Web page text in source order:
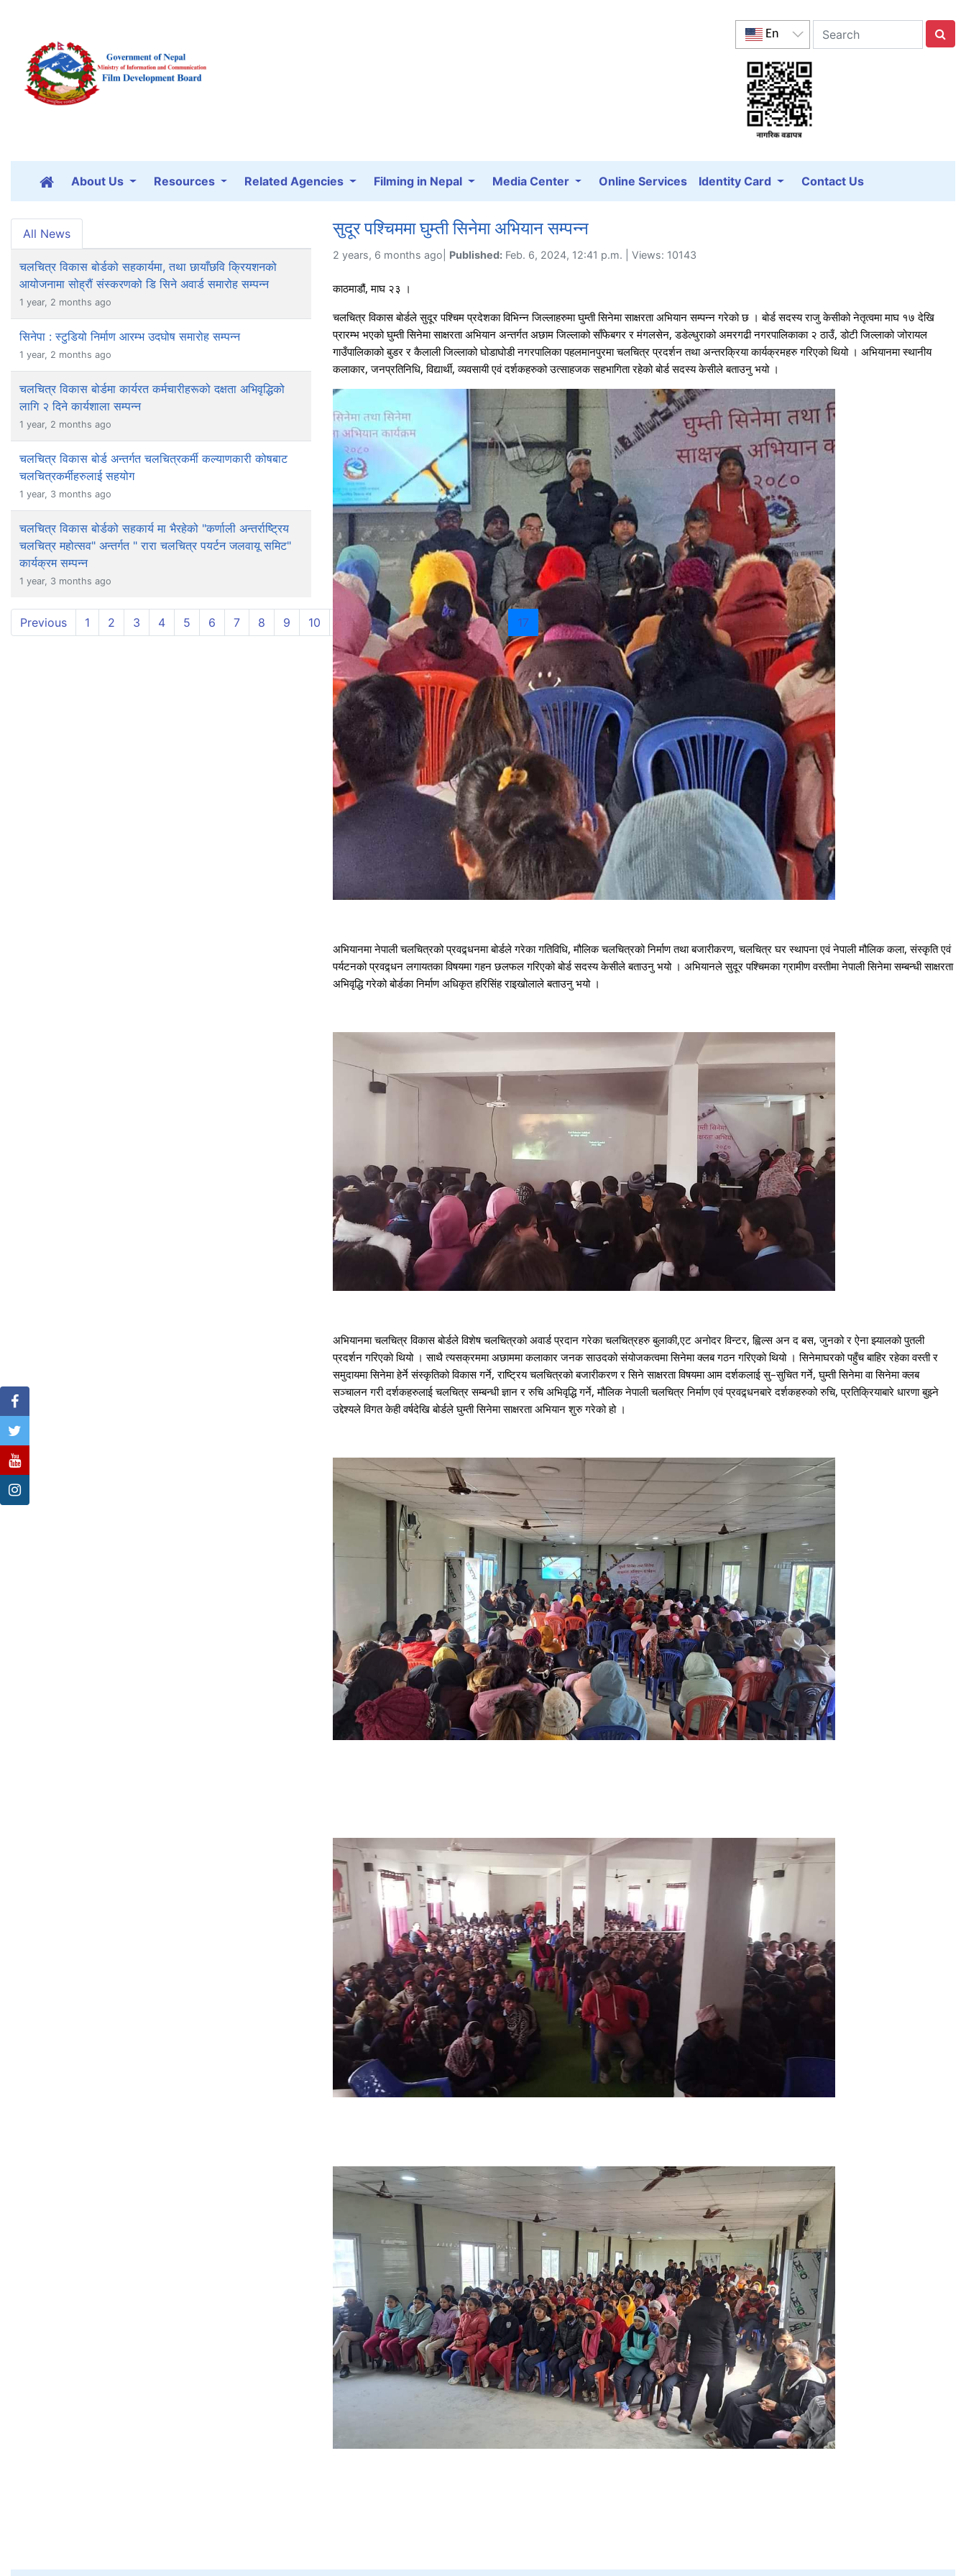
En
About Us Resources Related Agencies Filming in Nepal Media Center Online Services Identity Card Contact Us
All News
चलचित्र विकास बोर्डको सहकार्यमा, तथा छायाँछवि क्रियशनको
आयोजनामा सोह्रौं संस्करणको डि सिने अवार्ड समारोह सम्पन्न
1 year, 2 months ago
सिनेपा : स्टुडियो निर्माण आरम्भ उदघोष समारोह सम्पन्न
1 year, 2 months ago
चलचित्र विकास बोर्डमा कार्यरत कर्मचारीहरूको दक्षता अभिवृद्धिको
लागि २ दिने कार्यशाला सम्पन्न
1 year, 2 months ago
चलचित्र विकास बोर्ड अन्तर्गत चलचित्रकर्मी कल्याणकारी कोषबाट
चलचित्रकर्मीहरुलाई सहयोग
1 year, 3 months ago
चलचित्र विकास बोर्डको सहकार्य मा भैरहेको "कर्णाली अन्तर्राष्ट्रिय
चलचित्र महोत्सव" अन्तर्गत " रारा चलचित्र पयर्टन जलवायू समिट"
कार्यक्रम सम्पन्न
1 year, 3 months ago
Previous 1 2 3 4 5 6 7 8 9 10 12 13 14 15 16 17 (current)
18 19 20 21 22 Next
सुदूर पश्चिममा घुम्ती सिनेमा अभियान सम्पन्न
2 years, 6 months ago| Published: Feb. 6, 2024, 12:41 p.m. | Views: 10143
काठमाडौं, माघ २३ ।
चलचित्र विकास बोर्डले सुदूर पश्चिम प्रदेशका विभिन्न जिल्लाहरुमा घुम्ती सिनेमा साक्षरता अभियान सम्पन्न गरेको छ । बोर्ड सदस्य राजु केसीको नेतृत्वमा माघ १७ देखि
प्रारम्भ भएको घुम्ती सिनेमा साक्षरता अभियान अन्तर्गत अछाम जिल्लाको साँफेबगर र मंगलसेन, डडेल्धुराको अमरगढी नगरपालिकाका २ ठाउँ, डोटी जिल्लाको जोरायल
गाउँपालिकाको बुडर र कैलाली जिल्लाको घोडाघोडी नगरपालिका पहलमानपुरमा चलचित्र प्रदर्शन तथा अन्तरक्रिया कार्यक्रमहरु गरिएको थियो । अभियानमा स्थानीय
कलाकार, जनप्रतिनिधि, विद्यार्थी, व्यवसायी एवं दर्शकहरुको उत्साहजक सहभागिता रहेको बोर्ड सदस्य केसीले बताउनु भयो ।
अभियानमा नेपाली चलचित्रको प्रवद्र्धनमा बोर्डले गरेका गतिविधि, मौलिक चलचित्रको निर्माण तथा बजारीकरण, चलचित्रघर स्थापना एवं नेपाली मौलिक कला, संस्कृति एवं
पर्यटनको प्रवद्र्धन लगायतका विषयमा गहन छलफल गरिएको बोर्ड सदस्य केसीले बताउनु भयो । अभियानले सुदूर पश्चिमका ग्रामीण वस्तीमा नेपाली सिनेमा सम्बन्धी साक्षरता
अभिवृद्धि गरेको बोर्डका निर्माण अधिकृत हरिसिंह राइखोलाले बताउनु भयो ।
अभियानमा चलचित्र विकास बोर्डले विशेष चलचित्रको अवार्ड प्रदान गरेका चलचित्रहरु बुलाकी,एट अनोदर विन्टर, ह्विल्स अन द बस, जुनको र ऐना झ्यालको पुतली
प्रदर्शन गरिएको थियो । साथै त्यसक्रममा अछाममा कलाकार जनक साउदको संयोजकत्वमा सिनेमा क्लब गठन गरिएको थियो । सिनेमाघरको पहुँच बाहिर रहेका वस्ती र
समुदायमा सिनेमा हेर्ने संस्कृतिको विकास गर्ने, राष्ट्रिय चलचित्रको बजारीकरण र सिनेसाक्षरता विषयमा आम दर्शकलाई सु–सुचित गर्ने, घुम्ती सिनेमा वा सिनेमा क्लब
सञ्चालन गरी दर्शकहरुलाई चलचित्र सम्बन्धी ज्ञान र रुचि अभिवृद्धि गर्ने, मौलिक नेपाली चलचित्र निर्माण एवं प्रवद्र्धनबारे दर्शकहरुको रुचि, प्रतिक्रियाबारे धारणा बुझ्ने
उद्देश्यले विगत केही वर्षदेखि बोर्डले घुम्ती सिनेमा साक्षरता अभियान शुरु गरेको हो ।